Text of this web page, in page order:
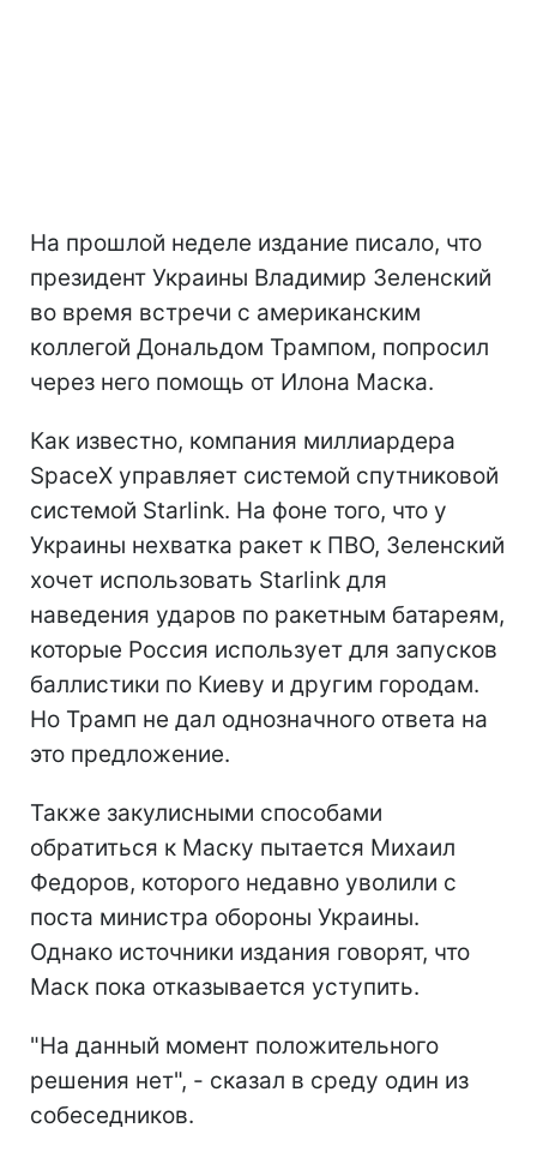
На прошлой неделе издание писало, что
президент Украины Владимир Зеленский
во время встречи с американским
коллегой Дональдом Трампом, попросил
через него помощь от Илона Маска.
Как известно, компания миллиардера
SpaceX управляет системой спутниковой
системой Starlink. На фоне того, что у
Украины нехватка ракет к ПВО, Зеленский
хочет использовать Starlink для
наведения ударов по ракетным батареям,
которые Россия использует для запусков
баллистики по Киеву и другим городам.
Но Трамп не дал однозначного ответа на
это предложение.
Также закулисными способами
обратиться к Маску пытается Михаил
Федоров, которого недавно уволили с
поста министра обороны Украины.
Однако источники издания говорят, что
Маск пока отказывается уступить.
"На данный момент положительного
решения нет", - сказал в среду один из
собеседников.